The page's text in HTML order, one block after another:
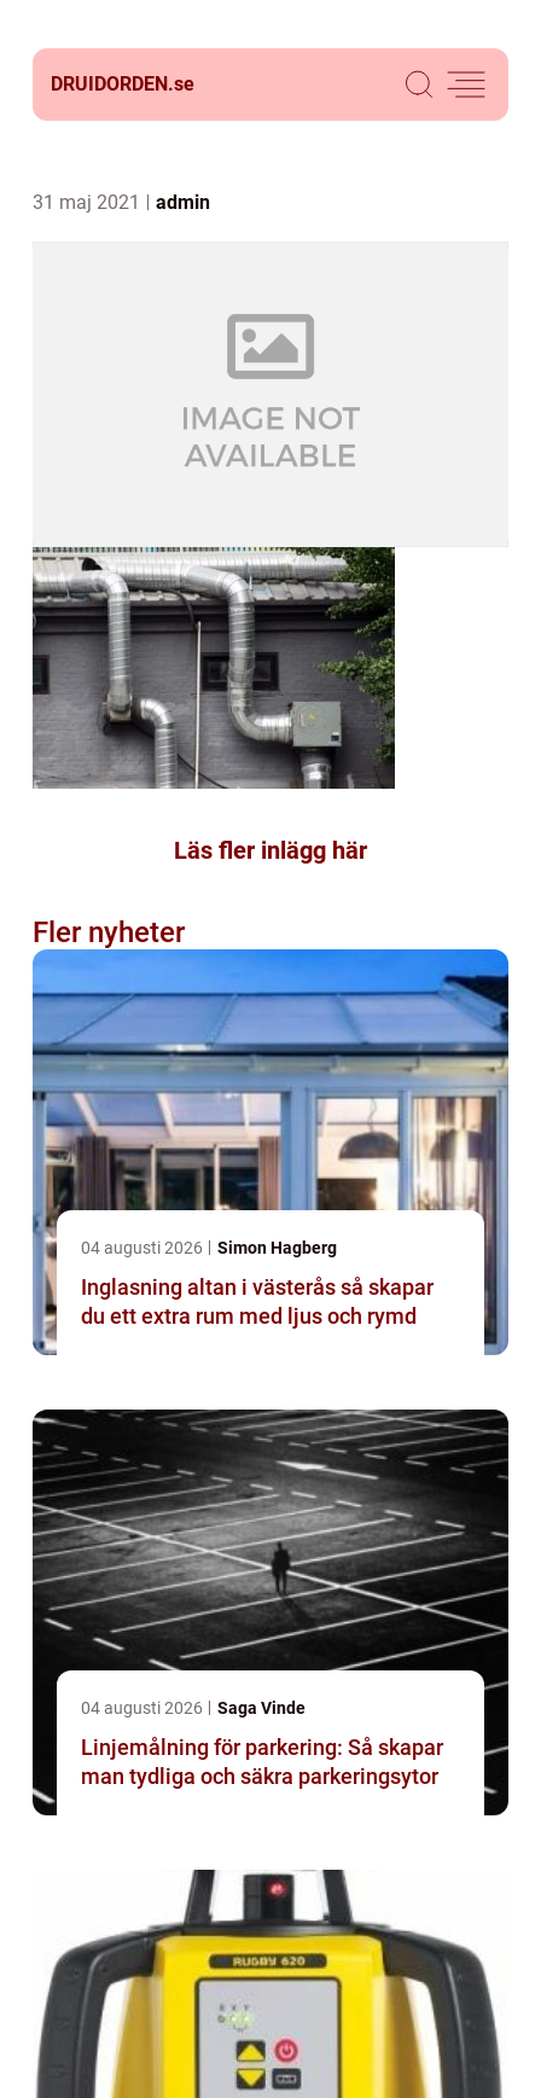
DRUIDORDEN.se
31 maj 2021 admin
Läs fler inlägg här
Fler nyheter
04 augusti 2026 Simon Hagberg
Inglasning altan i västerås så skapar
du ett extra rum med ljus och rymd
04 augusti 2026 Saga Vinde
Linjemålning för parkering: Så skapar
man tydliga och säkra parkeringsytor